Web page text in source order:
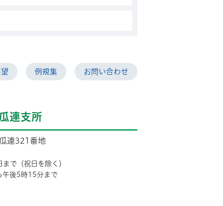
例規集 お問い合わせ
連支所
連321番地
で（祝日を除く）
午後5時15分まで